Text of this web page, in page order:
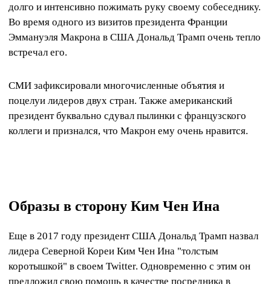
долго и интенсивно пожимать руку своему собеседнику.
Во время одного из визитов президента Франции
Эммануэля Макрона в США Дональд Трамп очень тепло
встречал его.
СМИ зафиксировали многочисленные объятия и
поцелуи лидеров двух стран. Также американский
президент буквально сдувал пылинки с французского
коллеги и признался, что Макрон ему очень нравится.
Образы в сторону Ким Чен Ина
Еще в 2017 году президент США Дональд Трамп назвал
лидера Северной Кореи Ким Чен Ина "толстым
коротышкой" в своем Twitter. Одновременно с этим он
предложил свою помощь в качестве посредника в